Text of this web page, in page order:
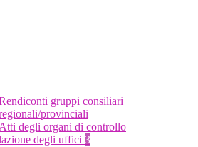
gruppi consiliari
provinciali
Atti degli organi di controllo
degli uffici 3